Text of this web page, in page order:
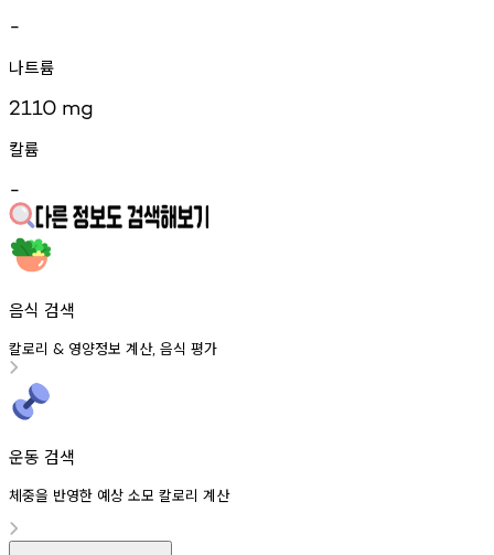
-
나트륨
2110 mg
칼륨
-
음식 검색
칼로리 & 영양정보 계산, 음식 평가
운동 검색
체중을 반영한 예상 소모 칼로리 계산